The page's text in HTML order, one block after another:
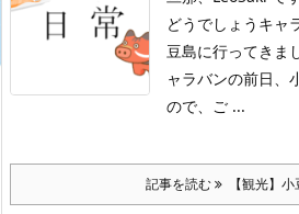
どうでしょうキャ
豆島に行ってきま
ャラバンの前日、
ので、ご ...
記事を読む 【観光】小